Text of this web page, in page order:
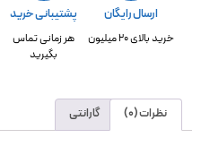
ارسال رایگان
خرید بالای 20 میلیون
پشتیبانی خرید
هر زمانی تماس
بگیرید
نظرات (0) گارانتی